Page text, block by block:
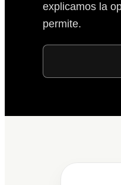
explicamos la
permite.